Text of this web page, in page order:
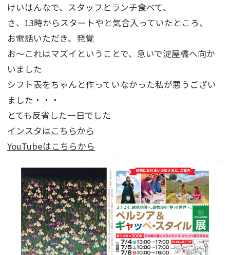
けいはんなで、スタッフとランチ食べて、
さ、13時からスタートやと気合入っていたところ、
お電話いただき、発覚
お～これはマズイということで、急いで淀屋橋へ向か
いました
シフト表をちゃんと作っていなかった私が悪うござい
ました・・・
とても反省した一日でした
インスタはこちらから
YouTubeはこちらから